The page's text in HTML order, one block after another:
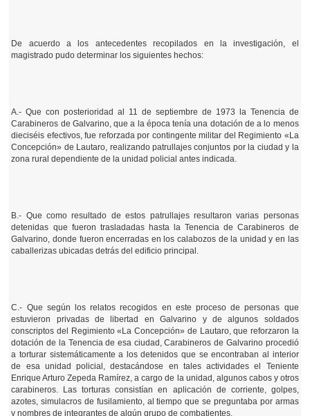
De acuerdo a los antecedentes recopilados en la investigación, el
magistrado pudo determinar los siguientes hechos:
A.- Que con posterioridad al 11 de septiembre de 1973 la Tenencia de
Carabineros de Galvarino, que a la época tenía una dotación de a lo menos
dieciséis efectivos, fue reforzada por contingente militar del Regimiento «La
Concepción» de Lautaro, realizando patrullajes conjuntos por la ciudad y la
zona rural dependiente de la unidad policial antes indicada.
B.- Que como resultado de estos patrullajes resultaron varias personas
detenidas que fueron trasladadas hasta la Tenencia de Carabineros de
Galvarino, donde fueron encerradas en los calabozos de la unidad y en las
caballerizas ubicadas detrás del edificio principal.
C.- Que según los relatos recogidos en este proceso de personas que
estuvieron privadas de libertad en Galvarino y de algunos soldados
conscriptos del Regimiento «La Concepción» de Lautaro, que reforzaron la
dotación de la Tenencia de esa ciudad, Carabineros de Galvarino procedió
a torturar sistemáticamente a los detenidos que se encontraban al interior
de esa unidad policial, destacándose en tales actividades el Teniente
Enrique Arturo Zepeda Ramírez, a cargo de la unidad, algunos cabos y otros
carabineros. Las torturas consistían en aplicación de corriente, golpes,
azotes, simulacros de fusilamiento, al tiempo que se preguntaba por armas
y nombres de integrantes de algún grupo de combatientes.